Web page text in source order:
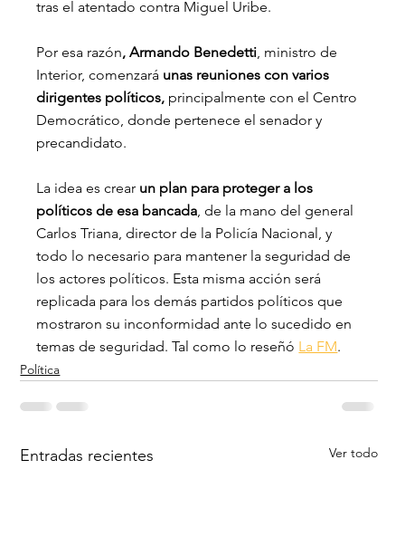
tras el atentado contra Miguel Uribe.
Por esa razón, Armando Benedetti , ministro de
Interior, comenzará unas reuniones con varios
dirigentes políticos, principalmente con el Centro
Democrático, donde pertenece el senador y
precandidato.
La idea es crear un plan para proteger a los
políticos de esa bancada , de la mano del general
Carlos Triana, director de la Policía Nacional, y
todo lo necesario para mantener la seguridad de
los actores políticos. Esta misma acción será
replicada para los demás partidos políticos que
mostraron su inconformidad ante lo sucedido en
temas de seguridad. Tal como lo reseñó La FM.
Política
Entradas recientes Ver todo